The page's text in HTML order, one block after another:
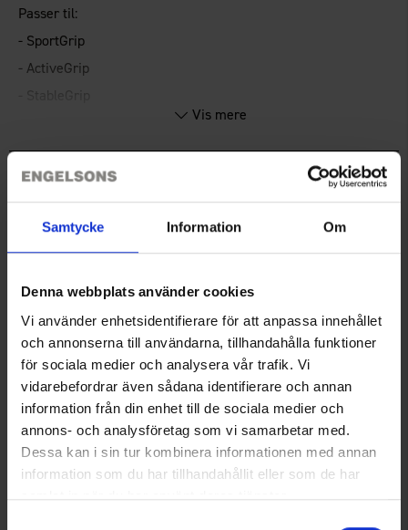
Samtycke Information Om
Denna webbplats använder cookies
Vi använder enhetsidentifierare för att anpassa innehållet
och annonserna till användarna, tillhandahålla funktioner
för sociala medier och analysera vår trafik. Vi
vidarebefordrar även sådana identifierare och annan
information från din enhet till de sociala medier och
annons- och analysföretag som vi samarbetar med.
Dessa kan i sin tur kombinera informationen med annan
information som du har tillhandahållit eller som de har
samlat in när du har använt deras tjänster.
Passer til:
- SportGrip
- ActiveGrip
- FrontGrip
Fremstillet af slidstærk tungsten karbid.
Indeholder 6 pigge/pak.
Vis mere
Teknisk specifikation
Du har måske også brug for
SportGrip Runsafe Pigge
Fra189 kr.